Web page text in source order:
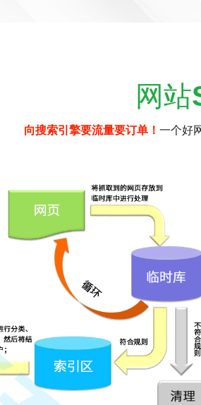
网站
向搜索引擎要流量要订单！ 一个好